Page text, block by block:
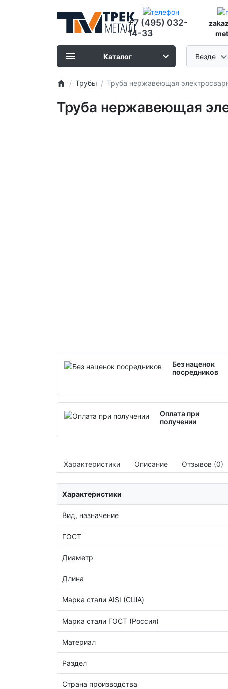
+7 (495) 032-
14-33
Везде
Каталог
Трубы Труба нержавеющая
Труба нержавеющая
Без наценок
посредников
Оплата при
получении
Характеристики Описание Отзывов (0)
Характеристики
Вид, назначение
ГОСТ
Диаметр
Длина
Марка стали AISI (США)
Марка стали ГОСТ (Россия)
Материал
Раздел
Страна производства